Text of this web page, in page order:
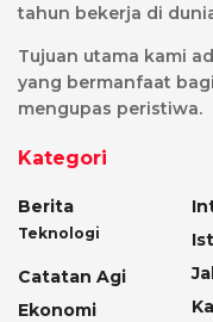
tahun bekerja di
Tujuan utama kami
yang bermanfaat
mengupas peristiwa.
Kategori
Berita
Teknologi
Catatan Agi
Ekonomi